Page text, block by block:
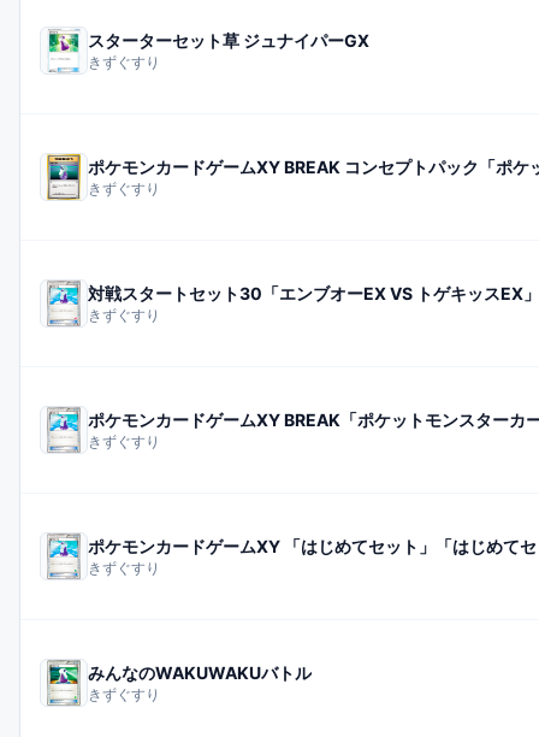
スターターセット草 ジュナイパーGX
きずぐすり
きずぐすり
対戦スタートセット30「エンブオーEX VS トゲキッスEX」
きずぐすり
ポケモンカードゲームXY BREAK「ポケットモンスターカ
きずぐすり
ポケモンカードゲームXY 「はじめてセット」「はじめて
きずぐすり
みんなのWAKUWAKUバトル
きずぐすり